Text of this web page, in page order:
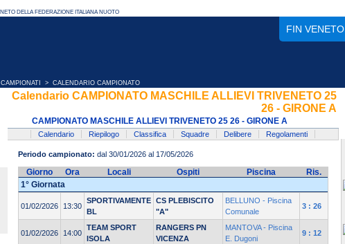
FIN VENETO
CAMPIONATI > CALENDARIO CAMPIONATO
Calendario CAMPIONATO MASCHILE ALLIEVI TRIVENETO 25
26 - GIRONE A
CAMPIONATO MASCHILE ALLIEVI TRIVENETO 25 26 - GIRONE A
Calendario Riepilogo Classifica Squadre Delibere Regolamenti
Periodo campionato: dal 30/01/2026 al 17/05/2026
Giorno Ora Locali Ospiti Piscina
Ris.
1° Giornata
01/02/2026 13:30
SPORTIVAMENTE
BL
CS PLEBISCITO
"A"
BELLUNO - Piscina
Comunale
3 : 26
01/02/2026 14:00
TEAM SPORT
ISOLA
RANGERS PN
VICENZA
MANTOVA - Piscina
E. Dugoni
9 : 12